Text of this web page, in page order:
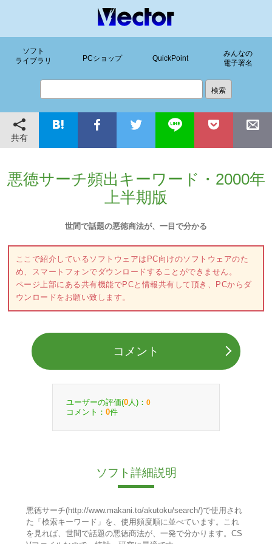
ソフト
ライブラリ
PCショップ QuickPoint
みんなの
電子署名
共有
悪徳サーチ頻出キーワード・2000年
上半期版
世間で話題の悪徳商法が、一目で分かる
ここで紹介しているソフトウェアはPC向けのソフトウェアのた
め、スマートフォンでダウンロードすることができません。
ページ上部にある共有機能でPCと情報共有して頂き、PCからダ
ウンロードをお願い致します。
コメント
ユーザーの評価(0 人)： 0
コメント： 0件
ソフト詳細説明
悪徳サーチ(http://www.makani.to/akutoku/search/)で使用され
た「検索キーワード」を、使用頻度順に並べています。これ
を見れば、世間で話題の悪徳商法が、一発で分かります。CS